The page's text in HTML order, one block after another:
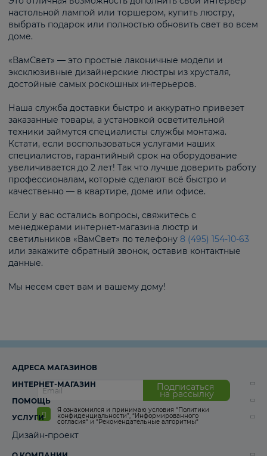
настольной лампой или торшером, купить люстру,
выбрать подарок или полностью обновить свет во всем
доме.
«ВамСвет» — это простые лаконичные модели и
эксклюзивные дизайнерские люстры из хрусталя,
достойные самых роскошных интерьеров.
Наша служба доставки быстро и аккуратно привезет
заказанные товары, а установкой осветительной
техники займутся специалисты службы монтажа.
Кстати, если воспользоваться услугами наших
специалистов, гарантийный срок на оборудование
увеличивается до 2 лет! Так что лучше доверить работу
профессионалам, которые сделают всё быстро и
качественно — в квартире, доме или офисе.
Если у вас остались вопросы, свяжитесь с
менеджерами интернет-магазина люстр и
светильников «ВамСвет» по телефону 8 (495) 154-10-63
или закажите обратный звонок, оставив контактные
данные.
Мы несем свет вам и вашему дому!
Подписаться
на рассылку
Я ознакомился и принимаю условия “Политики
конфиденциальности”, “Информированного
согласия“ и “Рекомендательные алгоритмы“
АДРЕСА МАГАЗИНОВ
ИНТЕРНЕТ-МАГАЗИН
ПОМОЩЬ
УСЛУГИ
Дизайн-проект